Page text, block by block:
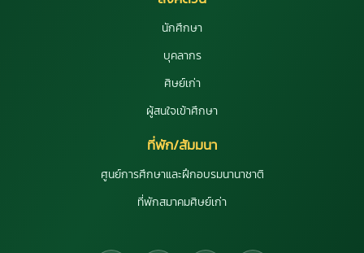
นักศึกษา
บุคลากร
ศิษย์เก่า
ผู้สนใจเข้าศึกษา
ที่พัก/สัมมนา
ศูนย์การศึกษาและฝึกอบรมนานาชาติ
ที่พักสมาคมศิษย์เก่า